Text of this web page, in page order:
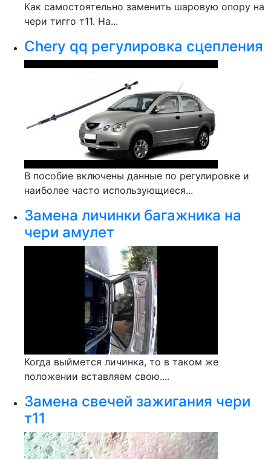
Как самостоятельно заменить шаровую опору на
чери тигго т11. На...
Chery qq регулировка сцепления
В пособие включены данные по регулировке и
наиболее часто использующиеся...
Замена личинки багажника на
чери амулет
Когда выймется личинка, то в таком же
положении вставляем свою....
Замена свечей зажигания чери
т11